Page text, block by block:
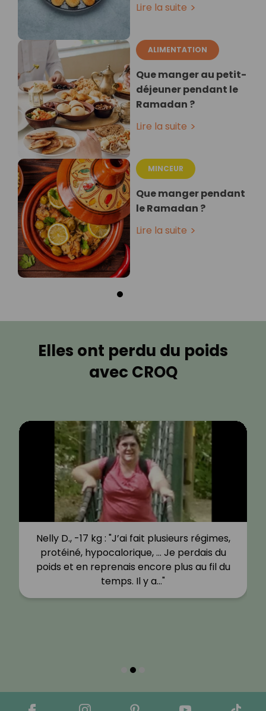
Lire la suite
ALIMENTATION
Que manger au petit-
déjeuner pendant le
Ramadan ?
Lire la suite
MINCEUR
Que manger pendant
le Ramadan ?
Lire la suite
Elles ont perdu du poids
avec CROQ
Nelly D., -17 kg : "J’ai fait plusieurs régimes,
protéiné, hypocalorique, … Je perdais du
poids et en reprenais encore plus au fil du
temps. Il y a…"